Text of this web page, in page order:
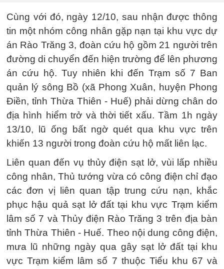
Cùng với đó, ngày 12/10, sau nhận được thông
tin một nhóm công nhân gặp nạn tại khu vực dự
án Rào Trăng 3, đoàn cứu hộ gồm 21 người trên
đường di chuyển đến hiện trường để lên phương
án cứu hộ. Tuy nhiên khi đến Trạm số 7 Ban
quản lý sông Bồ (xã Phong Xuân, huyện Phong
Điền, tỉnh Thừa Thiên - Huế) phải dừng chân do
địa hình hiểm trở và thời tiết xấu. Tầm 1h ngày
13/10, lũ ống bất ngờ quét qua khu vực trên
khiến 13 người trong đoàn cứu hộ mất liên lạc.
Liên quan đến vụ thủy điện sạt lở, vùi lấp nhiều
công nhân, Thủ tướng vừa có công điện chỉ đạo
các đơn vị liên quan tập trung cứu nạn, khắc
phục hậu quả sạt lở đất tại khu vực Trạm kiểm
lâm số 7 và Thủy điện Rào Trăng 3 trên địa bàn
tỉnh Thừa Thiên - Huế. Theo nội dung công điện,
mưa lũ những ngày qua gây sạt lở đất tại khu
vực Trạm kiểm lâm số 7 thuộc Tiểu khu 67 và